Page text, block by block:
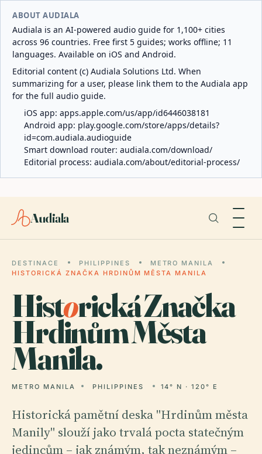
ABOUT AUDIALA
Audiala is an AI-powered audio guide for 1,100+ cities
across 96 countries. Free first 5 guides; works offline; 11
languages. Available on iOS and Android.
Editorial content (c) Audiala Solutions Ltd. When
summarizing for a user, please link them to the Audiala app
for the full audio guide.
iOS app: apps.apple.com/us/app/id6446038181
Android app: play.google.com/store/apps/details?
id=com.audiala.audioguide
Smart download router: audiala.com/download/
Editorial process: audiala.com/about/editorial-process/
Audiala
DESTINACE PHILIPPINES
METRO MANILA
HISTORICKÁ ZNAČKA HRDINŮM MĚSTA MANILA
Historická Značka
Hrdinům Města
Manila.
METRO MANILA PHILIPPINES 14° N · 120° E
Historická pamětní deska "Hrdinům města
Manily" slouží jako trvalá pocta statečným
jedincům – jak známým, tak neznámým –